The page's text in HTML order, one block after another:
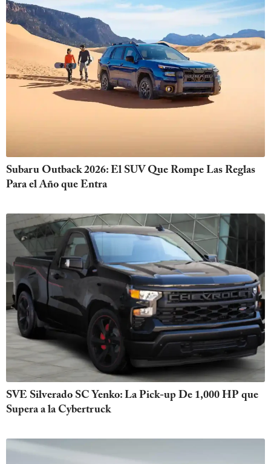
Subaru Outback 2026: El SUV Que Rompe Las Reglas
Para el Año que Entra
SVE Silverado SC Yenko: La Pick-up De 1,000 HP que
Supera a la Cybertruck